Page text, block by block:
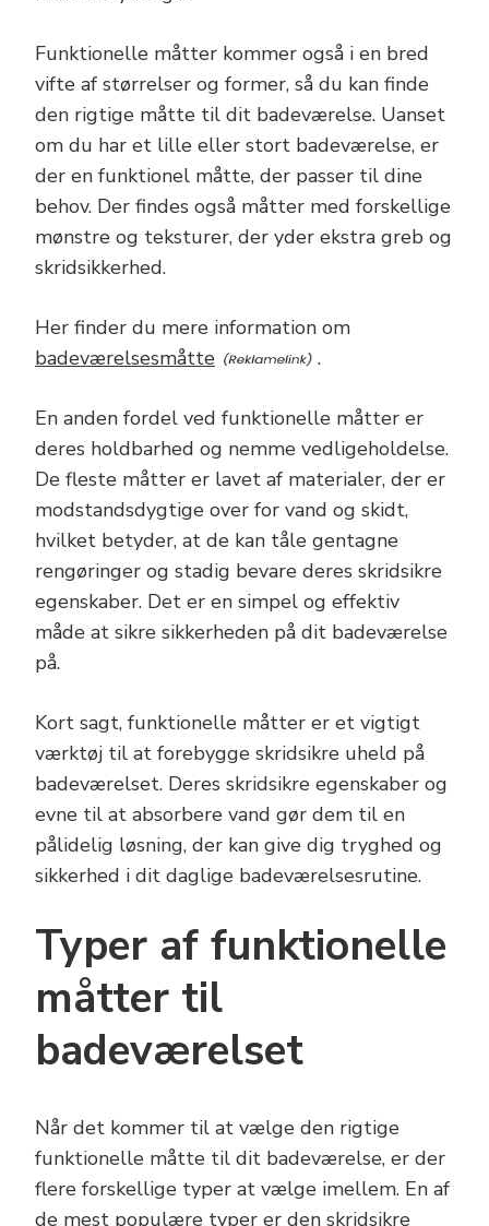
Funktionelle måtter kommer også i en bred
vifte af størrelser og former, så du kan finde
den rigtige måtte til dit badeværelse. Uanset
om du har et lille eller stort badeværelse, er
der en funktionel måtte, der passer til dine
behov. Der findes også måtter med forskellige
mønstre og teksturer, der yder ekstra greb og
skridsikkerhed.
Her finder du mere information om
badeværelsesmåtte
.
En anden fordel ved funktionelle måtter er
deres holdbarhed og nemme vedligeholdelse.
De fleste måtter er lavet af materialer, der er
modstandsdygtige over for vand og skidt,
hvilket betyder, at de kan tåle gentagne
rengøringer og stadig bevare deres skridsikre
egenskaber. Det er en simpel og effektiv
måde at sikre sikkerheden på dit badeværelse
på.
Kort sagt, funktionelle måtter er et vigtigt
værktøj til at forebygge skridsikre uheld på
badeværelset. Deres skridsikre egenskaber og
evne til at absorbere vand gør dem til en
pålidelig løsning, der kan give dig tryghed og
sikkerhed i dit daglige badeværelsesrutine.
Typer af funktionelle
måtter til
badeværelset
Når det kommer til at vælge den rigtige
funktionelle måtte til dit badeværelse, er der
flere forskellige typer at vælge imellem. En af
de mest populære typer er den skridsikre